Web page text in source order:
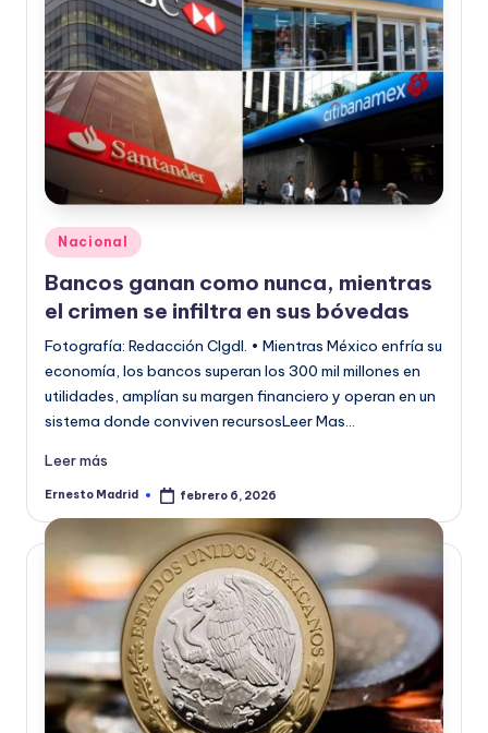
Publicado
en
Nacional
Bancos ganan como nunca, mientras
el crimen se infiltra en sus bóvedas
Fotografía: Redacción CIgdl. • Mientras México enfría su
economía, los bancos superan los 300 mil millones en
utilidades, amplían su margen financiero y operan en un
sistema donde conviven recursosLeer Mas…
Leer más
Publicado
Ernesto Madrid febrero 6, 2026